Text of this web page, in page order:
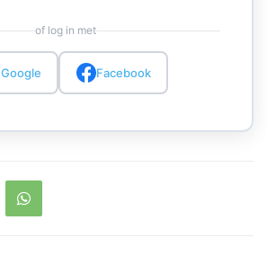
of log in met
Google Facebook